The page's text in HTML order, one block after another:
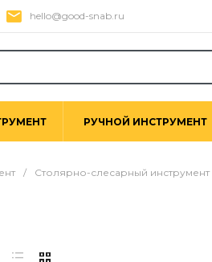
hello@good-snab.ru
РУЧНОЙ ИНСТРУМЕНТ
/ Столярно-слесарный инструмент